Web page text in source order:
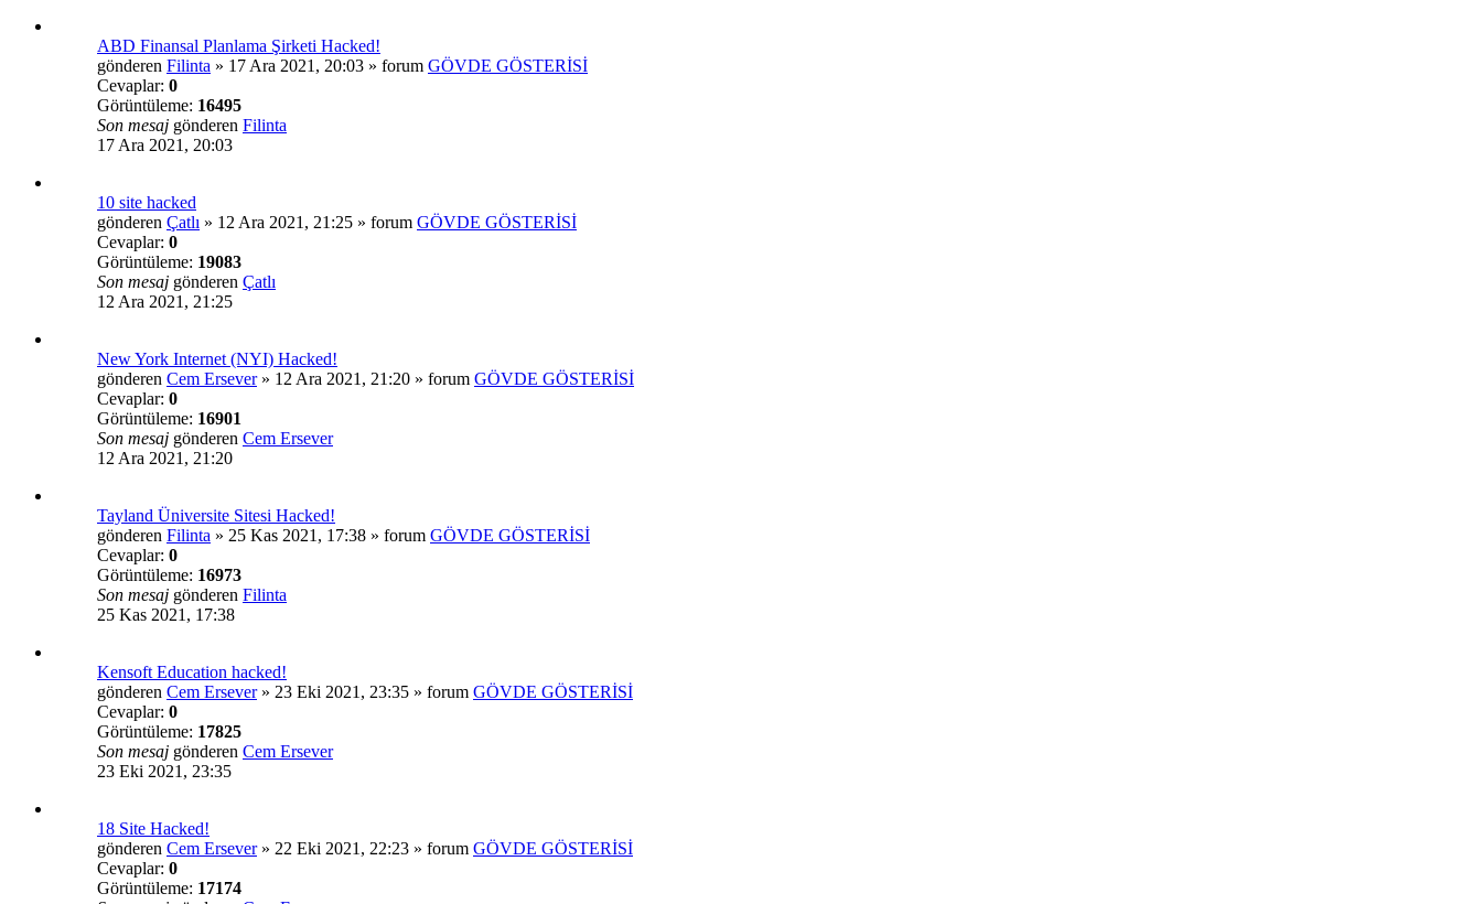
ABD Finansal Planlama Şirketi Hacked!
gönderen Filinta » 17 Ara 2021, 20:03 » forum GÖVDE GÖSTERİSİ
Cevaplar: 0
Görüntüleme: 16495
Son mesaj gönderen Filinta
17 Ara 2021, 20:03
10 site hacked
gönderen Çatlı » 12 Ara 2021, 21:25 » forum GÖVDE GÖSTERİSİ
Cevaplar: 0
Görüntüleme: 19083
Son mesaj gönderen Çatlı
12 Ara 2021, 21:25
New York Internet (NYI) Hacked!
gönderen Cem Ersever» 12 Ara 2021, 21:20 » forum GÖVDE GÖSTERİSİ
Cevaplar: 0
Görüntüleme: 16901
Son mesaj gönderen Cem Ersever
12 Ara 2021, 21:20
Tayland Üniversite Sitesi Hacked!
gönderen Filinta » 25 Kas 2021, 17:38 » forum GÖVDE GÖSTERİSİ
Cevaplar: 0
Görüntüleme: 16973
Son mesaj gönderen Filinta
25 Kas 2021, 17:38
Kensoft Education hacked!
gönderen Cem Ersever» 23 Eki 2021, 23:35 » forum GÖVDE GÖSTERİSİ
Cevaplar: 0
Görüntüleme: 17825
Son mesaj gönderen Cem Ersever
23 Eki 2021, 23:35
18 Site Hacked!
gönderen Cem Ersever» 22 Eki 2021, 22:23 » forum GÖVDE GÖSTERİSİ
Cevaplar: 0
Görüntüleme: 17174